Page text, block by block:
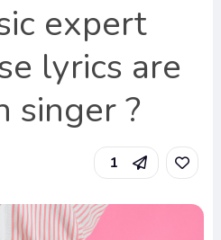
expert
lyrics are
singer ?
1